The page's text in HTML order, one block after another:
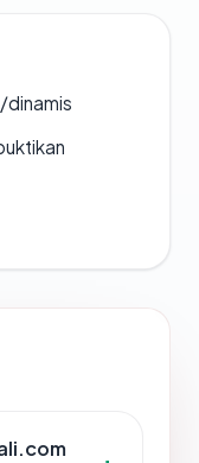
dinamis